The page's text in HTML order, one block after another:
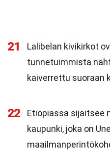
21
Lalibelan kivikirkot
tunnetuimmista
kaiverrettu suoraan
22
Etiopiassa sijaitsee
kaupunki, joka on